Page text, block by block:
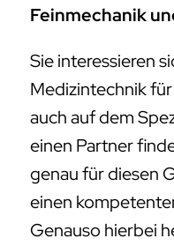
Feinmechanik
Sie interessieren
Medizintechnik
auch auf dem
einen Partner
genau für diesen
einen
Genauso hierbei